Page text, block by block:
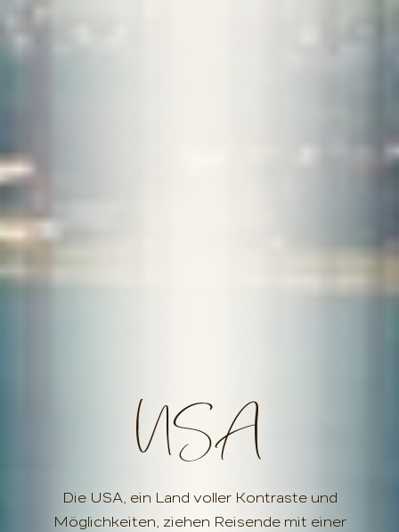
USA
Die USA, ein Land voller Kontraste und
Möglichkeiten, ziehen Reisende mit einer